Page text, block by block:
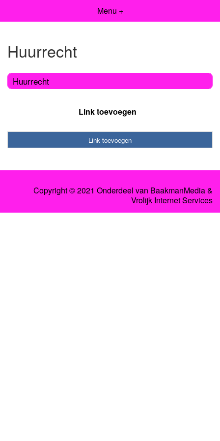
Menu +
Huurrecht
Huurrecht
Link toevoegen
Link toevoegen
Copyright © 2021 Onderdeel van BaakmanMedia&
Vrolijk Internet Services